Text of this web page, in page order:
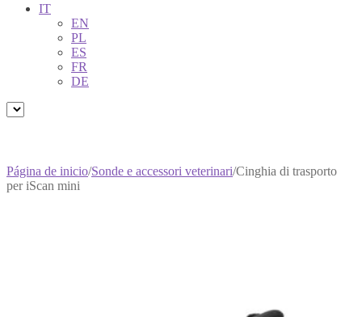
IT
EN
PL
ES
FR
DE
Página de inicio/Sonde e accessori veterinari/Cinghia di trasporto
per iScan mini